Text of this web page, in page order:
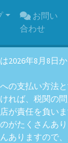
お問い
合わせ
2026年8月8日
の支払い方法
れば、税関の
が責任を負いま
がたくさんあ
ありますので